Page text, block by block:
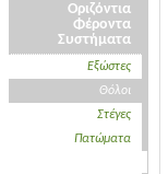
Οριζόντια
Φέροντα
Συστήματα
Εξώστες
Θόλοι
Στέγες
Πατώματα